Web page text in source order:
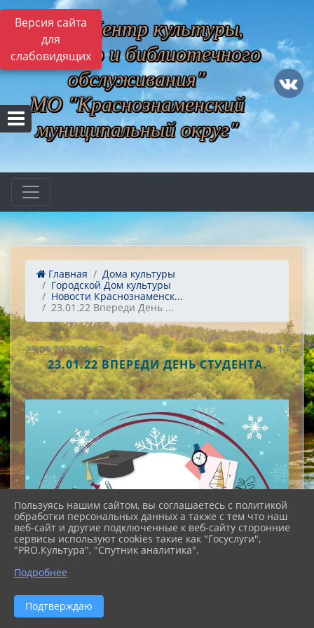
Версия сайта
для
слабовидящих
МБУ "Центр культуры,
музейного и библиотечного
обслуживания"
МО "Краснознаменский
муниципальный округ"
Главная
Дома культуры
Городской Дом культуры
Новости Краснознаменск...
23.01.22 Впереди День ...
23.01.2022 09:47 19
23.01.22 ВПЕРЕДИ ДЕНЬ СТУДЕНТА.
Пользуясь нашим сайтом, вы соглашаетесь с политикой
обработки персональных данных а также с тем что наш
веб-сайт и другие подключенные к веб-сайту сторонние
сервисы используют cookies такие как "Госуслуги",
"PRO.Культура", "Спутник аналитика".
Подробнее
Подтверждаю